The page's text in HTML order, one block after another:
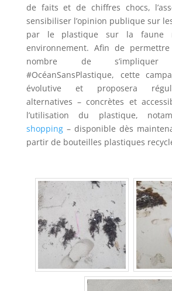
de faits et de chiffres chocs,
sensibiliser l’opinion publique sur
par le plastique sur la faune
environnement. Afin de
nombre de
#OcéanSansPlastique, cette
évolutive et proposera
alternatives – concrètes et
l’utilisation du plastique,
shopping– disponible dès
partir de bouteilles plastiques